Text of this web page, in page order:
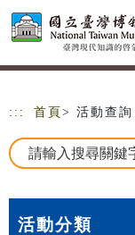
跳到主要內容
網站導覽
::: 首頁 > 活動查詢
活動分類